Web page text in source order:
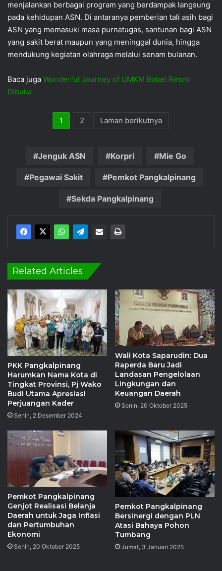
menjalankan berbagai program yang berdampak langsung
pada kehidupan ASN. Di antaranya pemberian tali asih bagi
ASN yang memasuki masa purnatugas, santunan bagi ASN
yang sakit berat maupun yang meninggal dunia, hingga
mendukung kegiatan olahraga melalui senam bulanan.
Baca juga Wonderful Journey of UMKM Babel Resmi
Dibuka
1 2 Laman berikutnya
Jenguk ASN Korpri Mie Go
Pegawai Sakit Pemkot Pangkalpinang
Sekda Pangkalpinang
Related Articles
PKK Pangkalpinang
Harumkan Nama Kota di
Tingkat Provinsi, Pj Wako
Budi Utama Apresiasi
Perjuangan Kader
Senin, 2 Desember 2024
Wali Kota Saparudin: Dua
Raperda Baru Jadi
Landasan Pengelolaan
Lingkungan dan
Keuangan Daerah
Senin, 20 Oktober 2025
Pemkot Pangkalpinang
Genjot Realisasi Belanja
Daerah untuk Jaga Inflasi
dan Pertumbuhan
Ekonomi
Senin, 20 Oktober 2025
Pemkot Pangkalpinang
Bersinergi dengan PLN
Atasi Bahaya Pohon
Tumbang
Jumat, 3 Januari 2025